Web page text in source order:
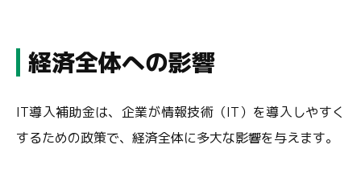
経済全体への影響
IT導入補助金は、企業が情報技術（IT）を導入しやすく
するための政策で、経済全体に多大な影響を与えます。